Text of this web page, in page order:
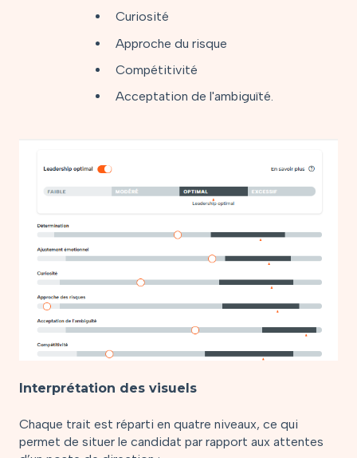
Curiosité
Approche du risque
Compétitivité
Acceptation de l'ambiguïté.
Interprétation des visuels
Chaque trait est réparti en quatre niveaux, ce qui
permet de situer le candidat par rapport aux attentes